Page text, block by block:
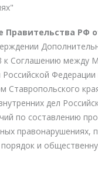
Правительства РФ
к Соглашению между
Российской Федерации
Ставропольского
дел
по составлению
правонарушениях,
и